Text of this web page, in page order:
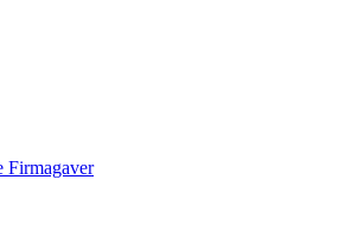
Firmagaver